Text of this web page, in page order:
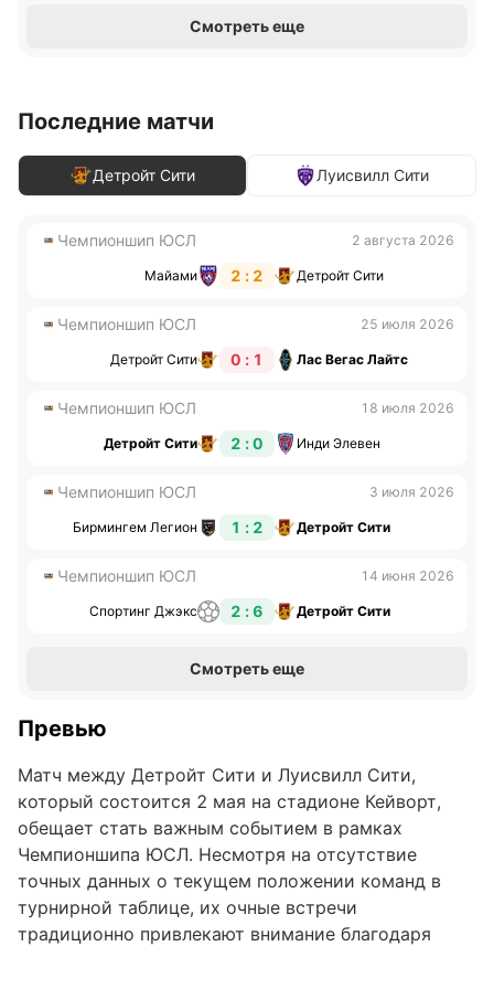
Смотреть еще
Последние матчи
Детройт Сити Луисвилл Сити
Чемпионшип ЮСЛ 2 августа 2026
Майами 2 : 2 Детройт Сити
Чемпионшип ЮСЛ 25 июля 2026
Детройт Сити 0 : 1 Лас Вегас Лайтс
Чемпионшип ЮСЛ 18 июля 2026
Детройт Сити 2 : 0 Инди Элевен
Чемпионшип ЮСЛ 3 июля 2026
Бирмингем Легион 1 : 2 Детройт Сити
Чемпионшип ЮСЛ 14 июня 2026
Спортинг Джэкс 2 : 6 Детройт Сити
Смотреть еще
Превью
Матч между Детройт Сити и Луисвилл Сити,
который состоится 2 мая на стадионе Кейворт,
обещает стать важным событием в рамках
Чемпионшипа ЮСЛ. Несмотря на отсутствие
точных данных о текущем положении команд в
турнирной таблице, их очные встречи
традиционно привлекают внимание благодаря